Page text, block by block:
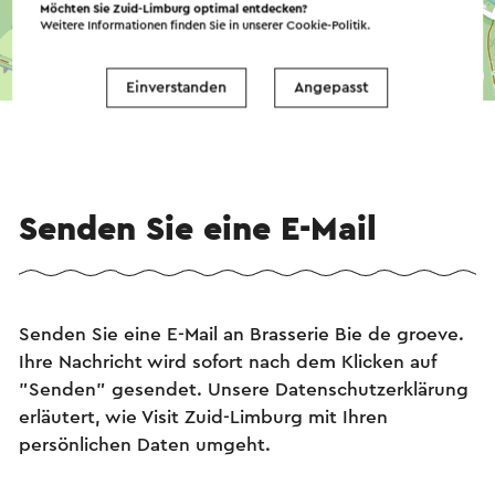
© contributors
→ Planen Sie Ihre Route
Senden Sie eine E-Mail
Senden Sie eine E-Mail an Brasserie Bie de groeve.
Ihre Nachricht wird sofort nach dem Klicken auf
"Senden" gesendet. Unsere Datenschutzerklärung
erläutert, wie Visit Zuid-Limburg mit Ihren
persönlichen Daten umgeht.
Möchten Sie Zuid-Limburg optimal entdecken?
Weitere Informationen finden Sie in unsererCookie-Politik.
Einverstanden Angepasst